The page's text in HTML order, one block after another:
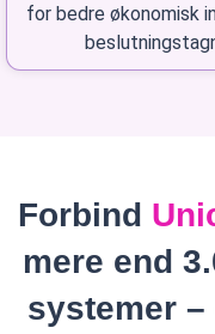
for bedre økonomisk
Forbind
mere end
systemer –